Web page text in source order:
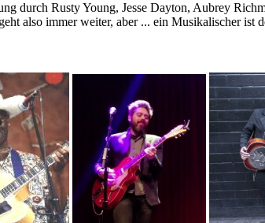
durch Rusty Young, Jesse Dayton, Aubrey
also immer weiter, aber ... ein Musikalischer